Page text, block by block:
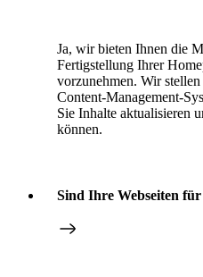
Ja, wir bieten Ihnen die
Fertigstellung Ihrer
vorzunehmen. Wir
Content-Management-
Sie Inhalte aktualisieren
können.
Sind Ihre Webseiten